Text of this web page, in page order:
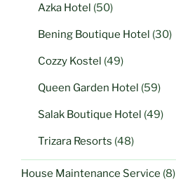
Azka Hotel (50)
Bening Boutique Hotel (30)
Cozzy Kostel (49)
Queen Garden Hotel (59)
Salak Boutique Hotel (49)
Trizara Resorts (48)
House Maintenance Service (8)